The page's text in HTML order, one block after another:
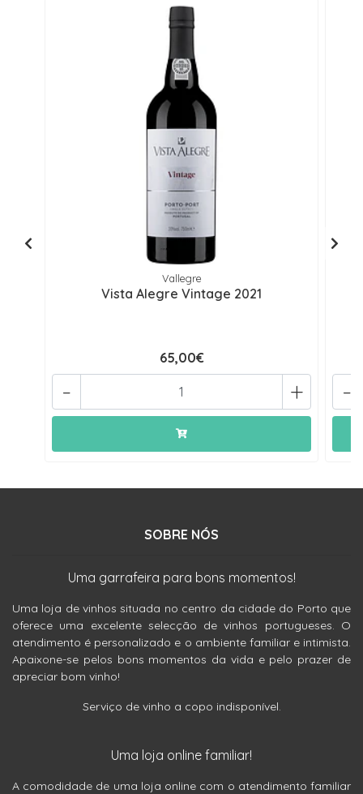
Vallegre
Vista Alegre Vintage 2021
65,00€
+
- -
SOBRE NÓS
Uma garrafeira para bons momentos!
Uma loja de vinhos situada no centro da cidade do Porto que
oferece uma excelente selecção de vinhos portugueses. O
atendimento é personalizado e o ambiente familiar e intimista.
Apaixone-se pelos bons momentos da vida e pelo prazer de
apreciar bom vinho!
Serviço de vinho a copo indisponível.
Uma loja online familiar!
A comodidade de uma loja online com o atendimento familiar